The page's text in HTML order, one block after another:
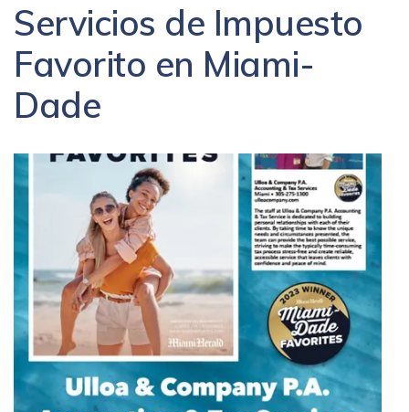
Servicios de Impuesto
Favorito en Miami-
Dade